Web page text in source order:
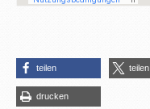
teilen teilen
drucken